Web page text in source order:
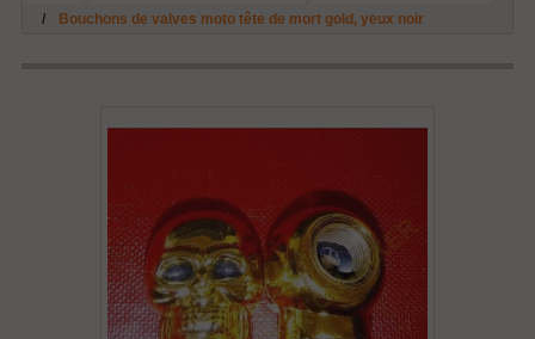
Bouchons de valves moto tête de mort gold, yeux noir